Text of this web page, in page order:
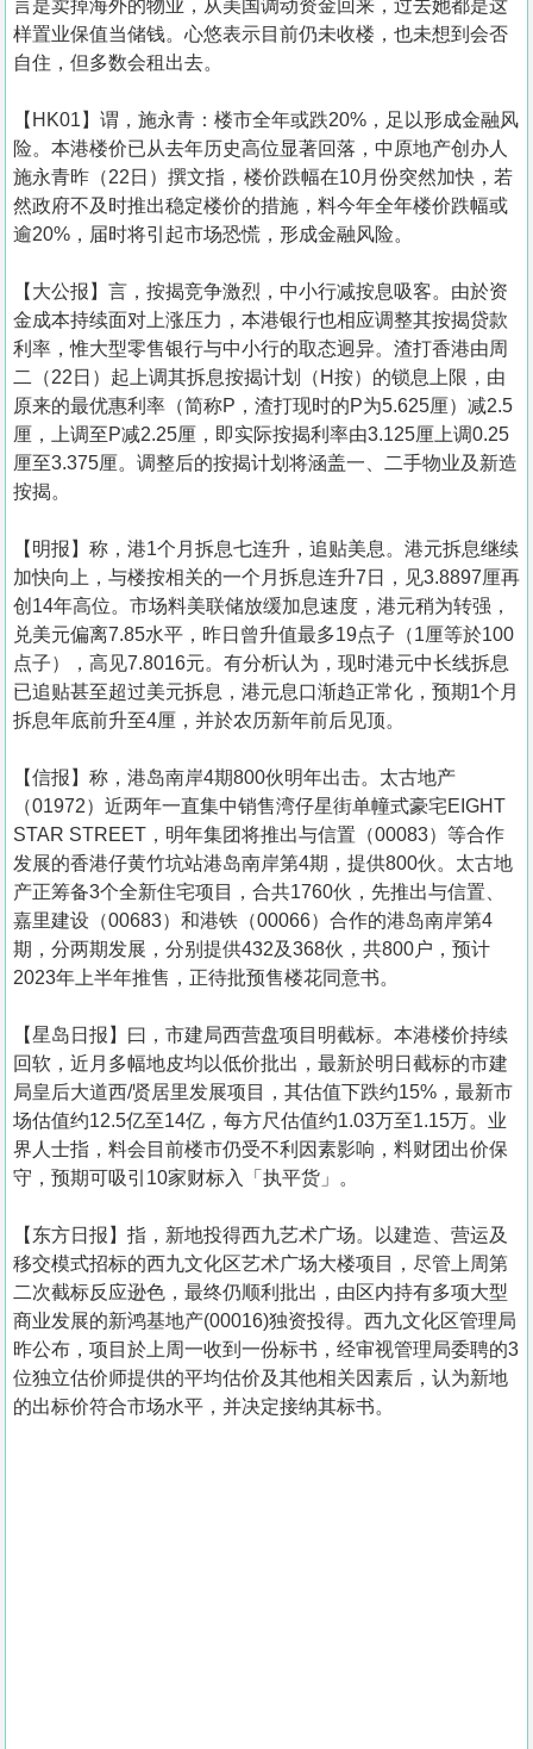
言是卖掉海外的物业，从美国调动资金回来，过去她都是这
样置业保值当储钱。心悠表示目前仍未收楼，也未想到会否
自住，但多数会租出去。
【HK01】谓，施永青：楼市全年或跌20%，足以形成金融风
险。本港楼价已从去年历史高位显著回落，中原地产创办人
施永青昨（22日）撰文指，楼价跌幅在10月份突然加快，若
然政府不及时推出稳定楼价的措施，料今年全年楼价跌幅或
逾20%，届时将引起市场恐慌，形成金融风险。
【大公报】言， 按揭竞争激烈，中小行减按息吸客。由於资
金成本持续面对上涨压力，本港银行也相应调整其按揭贷款
利率，惟大型零售银行与中小行的取态迥异。渣打香港由周
二（22日）起上调其拆息按揭计划（H按）的锁息上限，由
原来的最优惠利率（简称P，渣打现时的P为5.625厘）减2.5
厘，上调至P减2.25厘，即实际按揭利率由3.125厘上调0.25
厘至3.375厘。调整后的按揭计划将涵盖一、二手物业及新造
按揭。
【明报】称，港1个月拆息七连升，追贴美息。港元拆息继续
加快向上，与楼按相关的一个月拆息连升7日，见3.8897厘再
创14年高位。市场料美联储放缓加息速度，港元稍为转强，
兑美元偏离7.85水平，昨日曾升值最多19点子（1厘等於100
点子），高见7.8016元。有分析认为，现时港元中长线拆息
已追贴甚至超过美元拆息，港元息口渐趋正常化，预期1个月
拆息年底前升至4厘，并於农历新年前后见顶。
【信报】称，港岛南岸4期800伙明年出击。太古地产
（01972）近两年一直集中销售湾仔星街单幢式豪宅EIGHT
STAR STREET，明年集团将推出与信置（00083）等合作
发展的香港仔黄竹坑站港岛南岸第4期，提供800伙。太古地
产正筹备3个全新住宅项目，合共1760伙，先推出与信置、
嘉里建设（00683）和港铁（00066）合作的港岛南岸第4
期，分两期发展，分别提供432及368伙，共800户，预计
2023年上半年推售，正待批预售楼花同意书。
【星岛日报】曰，市建局西营盘项目明截标。本港楼价持续
回软，近月多幅地皮均以低价批出，最新於明日截标的市建
局皇后大道西/贤居里发展项目，其估值下跌约15%，最新市
场估值约12.5亿至14亿，每方尺估值约1.03万至1.15万。业
界人士指，料会目前楼市仍受不利因素影响，料财团出价保
守，预期可吸引10家财标入「执平货」。
【东方日报】指，新地投得西九艺术广场。以建造、营运及
移交模式招标的西九文化区艺术广场大楼项目，尽管上周第
二次截标反应逊色，最终仍顺利批出，由区内持有多项大型
商业发展的新鸿基地产(00016)独资投得。西九文化区管理局
昨公布，项目於上周一收到一份标书，经审视管理局委聘的3
位独立估价师提供的平均估价及其他相关因素后，认为新地
的出标价符合市场水平，并决定接纳其标书。